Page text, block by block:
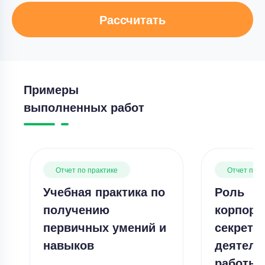
Рассчитать
Примеры
выполненных работ
Отчет по практике
Учебная практика по
получению
первичных умений и
навыков
Отчет по
Роль